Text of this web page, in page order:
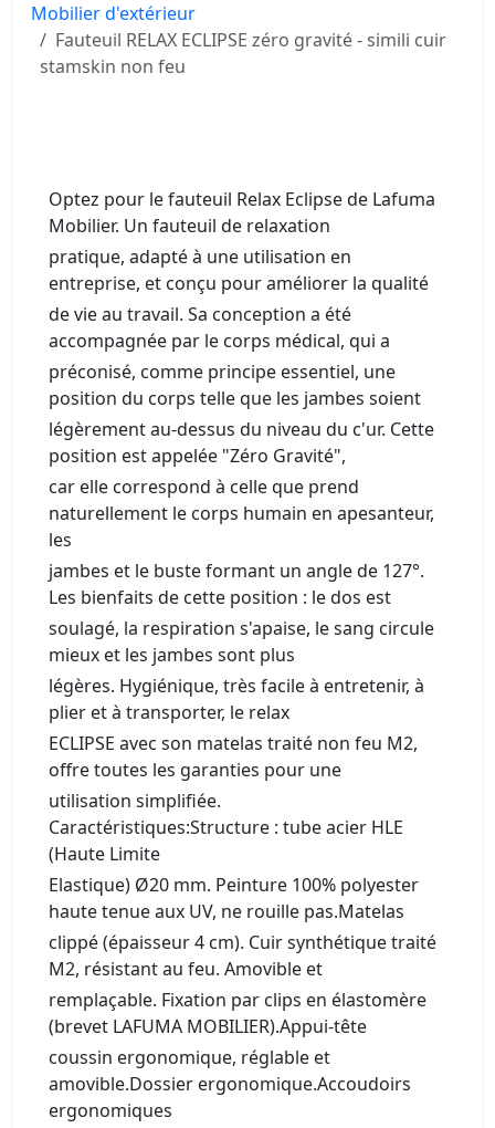
Mobilier d'extérieur
Fauteuil RELAX ECLIPSE zéro gravité - simili cuir
stamskin non feu
Optez pour le fauteuil Relax Eclipse de Lafuma
Mobilier. Un fauteuil de relaxation
pratique, adapté à une utilisation en
entreprise, et conçu pour améliorer la qualité
de vie au travail. Sa conception a été
accompagnée par le corps médical, qui a
préconisé, comme principe essentiel, une
position du corps telle que les jambes soient
légèrement au-dessus du niveau du c'ur. Cette
position est appelée "Zéro Gravité",
car elle correspond à celle que prend
naturellement le corps humain en apesanteur,
les
jambes et le buste formant un angle de 127°.
Les bienfaits de cette position : le dos est
soulagé, la respiration s'apaise, le sang circule
mieux et les jambes sont plus
légères. Hygiénique, très facile à entretenir, à
plier et à transporter, le relax
ECLIPSE avec son matelas traité non feu M2,
offre toutes les garanties pour une
utilisation simplifiée.
Caractéristiques:Structure : tube acier HLE
(Haute Limite
Elastique) Ø20 mm. Peinture 100% polyester
haute tenue aux UV, ne rouille pas.Matelas
clippé (épaisseur 4 cm). Cuir synthétique traité
M2, résistant au feu. Amovible et
remplaçable. Fixation par clips en élastomère
(brevet LAFUMA MOBILIER).Appui-tête
coussin ergonomique, réglable et
amovible.Dossier ergonomique.Accoudoirs
ergonomiques